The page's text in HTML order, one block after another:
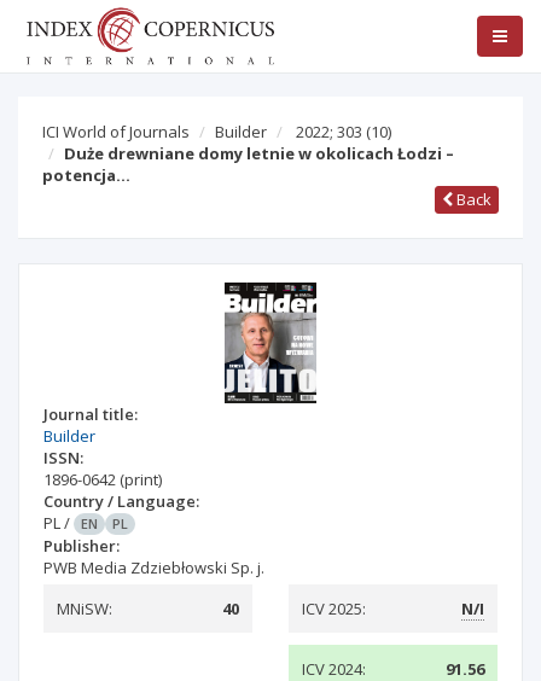
ICI World of Journals Builder 2022; 303 (10)
Duże drewniane domy letnie w okolicach Łodzi –
potencja…
Back
Journal title:
Builder
ISSN:
1896-0642 (print)
Country / Language:
PL/ EN PL
Publisher:
PWB Media Zdziebłowski Sp. j.
MNiSW:
40 ICV 2025: N/I
ICV 2024: 91.56